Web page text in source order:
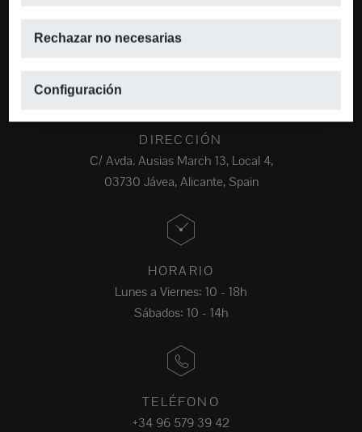
Rechazar no necesarias
Configuración
EMAIL
DIRECCIÓN
C/ Avda. Ausias March 13, Local 4,
03730 Jávea, Alicante, Spain
HORARIO
Lunes a Viernes: 10 - 18h
Sábados: 10 - 14h
TELÉFONO
+34 96 579 39 42